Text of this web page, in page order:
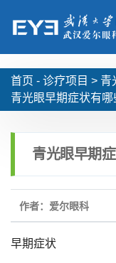
首页 - 诊疗项目 > 青
青光眼早期症状有哪
青光眼早期
作者：爱尔眼科
早期症状